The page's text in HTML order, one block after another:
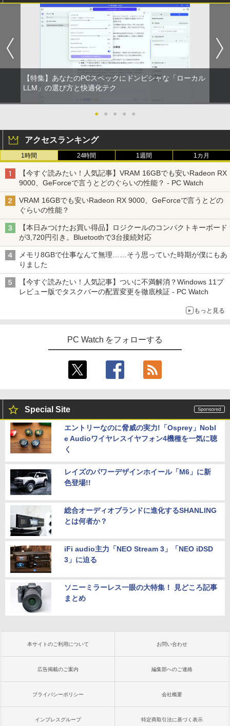
■新品■Panasonic Let's note CF-SZ5 C
F-SZ6 CF-SV1 CF-SV2 CF-SV7 CF-SV8
CF-SV9 日本語キーボード
￥4,620
【期間限定破格金額！】新生活 新古品 W
付き 初心者向けノートPC 初期設定済 1
5.6型 インテル高速CPU ランダムで発送
Webカメラ zoom 軽量薄型 無線 型番更
新で在庫処分
￥9,980
3
【マラソンP5倍/10%オフクーポン】中古
ノートパソコン Dell Latitude 7380 第6
5インチフルHD Windows11 Pro カメラ
Bluetooth Wi-Fi 送料無料 保証付き
￥13,800
4
往復送料込！パソコンレンタルハイスペ
ックモデルCore i7/16G/SSD/カメラ付き
ンストール済※この商品はレンタルで
￥14,300
パソコン win11 office付・整備済み品・
メモリ8GB / 高速SSD搭載 / Webカメラ /
HDMI・VGA / WiFi / 超軽量モバイルノー
ト ・初期設定不要
【中古良品】【安心保証】PHILIPS 223V
5L 21.5 インチフル HD 液晶モニター HD
MI VGA 入力 角度調整可能
￥4,200
【超特価】厳選大手メーカー 液晶モニタ
（1920x1080） HDMI指定可 ノングレア
EIZO IIYAMA 三菱 富士通 NEC IO-DATA
【中古】
￥4,480
ASUS エイスース 液晶ディスプレイ Ey
e Care [ 21.45型 / フルHD(1920×1080) /
ワイド ] ブラック VP227HF
￥10,980
4
【1,000円クーポン＋ポイント最大31.5%
フルHD(1920×1080) IPS 144Hz 103%sR
GB 1500:1コントラスト比 300cd 高色精
度 低ブルーライト フリッカーフリー Ad
【公式店】 モニター 23.8インチ 144Hz
FHD pcモニター フリッカーレス FullHD
Sync ブラック MAXZEN MJM24IC01 M
JM24IC02-F144 マクスゼン マクスゼン
レビューCP1000
￥13,280
月刊少女野崎くん（18）特装版 セレク
ト小冊子「堀と鹿島編」付き （SEコミッ
クスプレミアム） [ 椿いづみ ]
￥1,650
【 限定生産・特典つき 】YUZURU2027
￥5,170
3
給与小六法 令和9年版 [ 一般財団法人
人事行政研究所 ]
￥11,000
4
【3千円以上送料無料】タッチペンで音が
聞ける!はじめてずかん1000 英語つき／
小学館辞典編集部
薬屋のひとりごと 17巻 【電子書籍】[ 日
【特集】あなたのPCスペックにドンピシャな「ローカル
LLM」の選び方と快適化テク
● ● ● ● ●
アクセスランキング
1時間 24時間 1週間 1カ月
【今すぐ読みたい！人気記事】VRAM 16GBでも安いRadeon RX
9000、GeForceで言うとどのぐらいの性能？ - PC Watch
VRAM 16GBでも安いRadeon RX 9000、GeForceで言うとどの
ぐらいの性能？
【本日みつけたお買い得品】ロジクールのコンパクトキーボード
が3,720円引き。Bluetoothで3台接続対応
メモリ8GBで仕事なんて無理……そう思っていた時期が僕にもあ
りました
【今すぐ読みたい！人気記事】ついに不満解消？Windows 11プ
レビュー版でタスクバーの配置変更を徹底検証 - PC Watch
もっと見る
PC Watch をフォローする
Special Site
エントリーなのに脅威の実力!「Osprey」Nobl
e Audioワイヤレスイヤフォン4機種を一気に聴
く
レイズのパワーデザインホイール「M6」に新
色登場!!
総合オーディオブランドに進化するSHANLING
とは何者か？
iFi audio主力「NEO Stream 3」「NEO iDSD
3」に迫る
ソニーミラーレス一眼の大特集！ 見どころ記事
まとめ
本サイトのご利用について お問い合わせ
広告掲載のご案内 編集部へのご連絡
プライバシーポリシー 会社概要
インプレスグループ 特定商取引法に基づく表示